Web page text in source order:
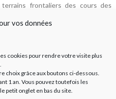
vos données
cookies pour rendre votre visite plus
choix grâce aux boutons ci-dessous.
1 an. Vous pouvez toutefois les
petit onglet en bas du site.
frontaliers des cours des
les deux rives du fleuve.
donnée par le parc des deux rives,
magnifie la perception de cette
rives et restitue de nouveaux
emblématiques des bords du